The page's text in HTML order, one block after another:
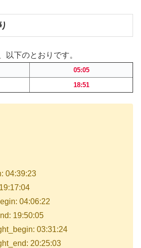
以下のとおりです。
05:05
18:51
04:39:23
04:06:22
19:50:05
03:31:24
20:25:03